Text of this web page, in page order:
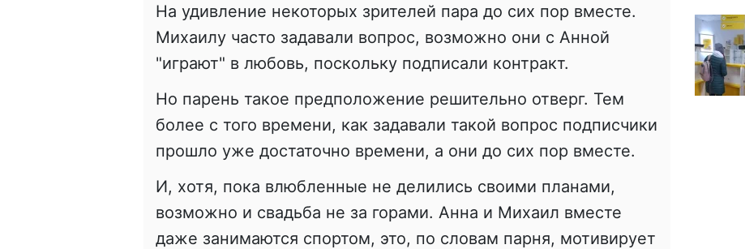
На удивление некоторых зрителей пара до сих пор вместе.
Михаилу часто задавали вопрос, возможно они с Анной
"играют" в любовь, поскольку подписали контракт.
Но парень такое предположение решительно отверг. Тем
более с того времени, как задавали такой вопрос подписчики
прошло уже достаточно времени, а они до сих пор вместе.
И, хотя, пока влюбленные не делились своими планами,
возможно и свадьба не за горами. Анна и Михаил вместе
даже занимаются спортом, это, по словам парня, мотивирует